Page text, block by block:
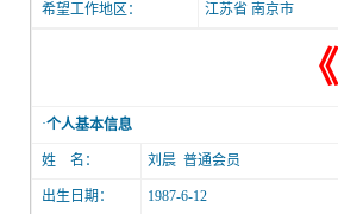
希望工作地区： 江苏省 南京市
·个人基本信息
姓 名： 刘晨 普通会员
出生日期： 1987-6-12